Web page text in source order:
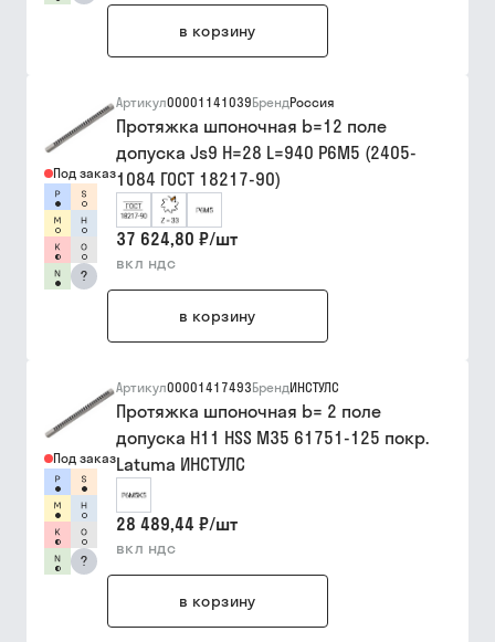
в корзину
Под заказ
?
Артикул00001141039БрендРоссия
Протяжка шпоночная b=12 поле
допуска Js9 H=28 L=940 Р6М5 (2405-
1084 ГОСТ 18217-90)
37 624,80 ₽/шт
вкл ндс
в корзину
Под заказ
?
Артикул00001417493БрендИНСТУЛС
Протяжка шпоночная b= 2 поле
допуска H11 HSS M35 61751-125 покр.
Latuma ИНСТУЛС
28 489,44 ₽/шт
вкл ндс
в корзину